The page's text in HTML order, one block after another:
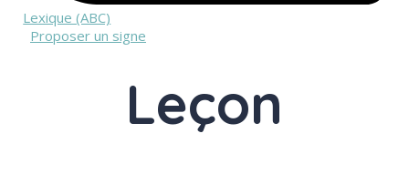
Lexique (ABC)
Proposer un signe
Leçon